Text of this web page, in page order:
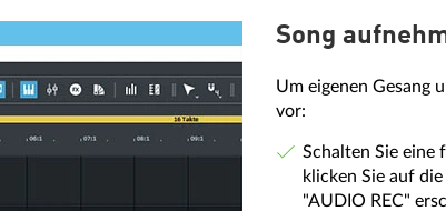
Song
Um eigenen Gesang
vor:
Schalten Sie eine
klicken Sie auf
"AUDIO REC"